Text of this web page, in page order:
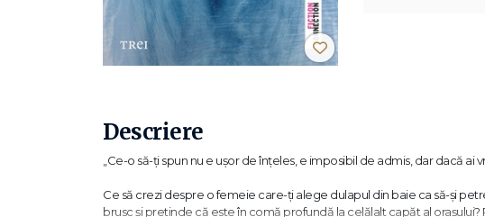
Descriere
„Ce-o să-ţi spun nu e uşor de înţeles, e imposibil de admis, dar dacă ai
Ce să crezi despre o femeie care-ţi alege dulapul din baie ca să-şi
brusc şi pretinde că este în comă profundă la celălalt capăt al